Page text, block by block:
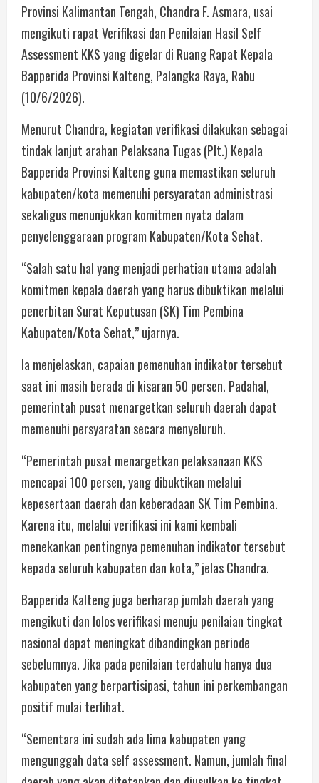
Provinsi Kalimantan Tengah, Chandra F. Asmara, usai
mengikuti rapat Verifikasi dan Penilaian Hasil Self
Assessment KKS yang digelar di Ruang Rapat Kepala
Bapperida Provinsi Kalteng, Palangka Raya, Rabu
(10/6/2026).
Menurut Chandra, kegiatan verifikasi dilakukan sebagai
tindak lanjut arahan Pelaksana Tugas (Plt.) Kepala
Bapperida Provinsi Kalteng guna memastikan seluruh
kabupaten/kota memenuhi persyaratan administrasi
sekaligus menunjukkan komitmen nyata dalam
penyelenggaraan program Kabupaten/Kota Sehat.
“Salah satu hal yang menjadi perhatian utama adalah
komitmen kepala daerah yang harus dibuktikan melalui
penerbitan Surat Keputusan (SK) Tim Pembina
Kabupaten/Kota Sehat,” ujarnya.
Ia menjelaskan, capaian pemenuhan indikator tersebut
saat ini masih berada di kisaran 50 persen. Padahal,
pemerintah pusat menargetkan seluruh daerah dapat
memenuhi persyaratan secara menyeluruh.
“Pemerintah pusat menargetkan pelaksanaan KKS
mencapai 100 persen, yang dibuktikan melalui
kepesertaan daerah dan keberadaan SK Tim Pembina.
Karena itu, melalui verifikasi ini kami kembali
menekankan pentingnya pemenuhan indikator tersebut
kepada seluruh kabupaten dan kota,” jelas Chandra.
Bapperida Kalteng juga berharap jumlah daerah yang
mengikuti dan lolos verifikasi menuju penilaian tingkat
nasional dapat meningkat dibandingkan periode
sebelumnya. Jika pada penilaian terdahulu hanya dua
kabupaten yang berpartisipasi, tahun ini perkembangan
positif mulai terlihat.
“Sementara ini sudah ada lima kabupaten yang
mengunggah data self assessment. Namun, jumlah final